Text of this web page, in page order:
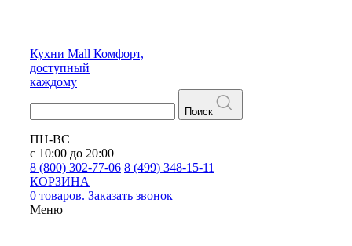
Кухни Mall Комфорт,
доступный
каждому
Поиск
ПН-ВС
с 10:00 до 20:00
8 (800) 302-77-06 8 (499) 348-15-11
КОРЗИНА
0 товаров. Заказать звонок
Меню